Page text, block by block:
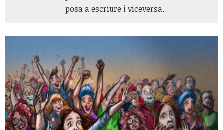
posa a escriure i viceversa.